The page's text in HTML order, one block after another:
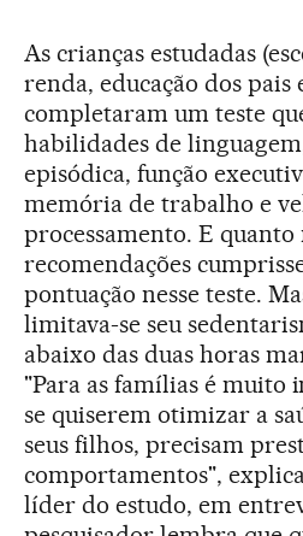
As crianças estudadas
renda, educação dos pais
completaram um teste
habilidades de
episódica, função
memória de trabalho e
processamento. E quanto
recomendações
pontuação nesse teste.
limitava-se seu
abaixo das duas horas
"Para as famílias é muito
se quiserem otimizar a
seus filhos, precisam
comportamentos",
líder do estudo, em